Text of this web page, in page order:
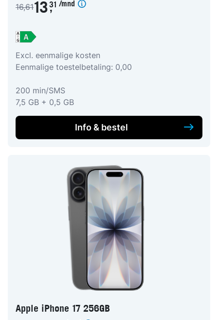
16,6113,
31 /mnd
Excl. eenmalige kosten
Eenmalige toestelbetaling: 0,00
200 min/SMS
7,5 GB + 0,5 GB
Info & bestel
Apple iPhone 17 256GB